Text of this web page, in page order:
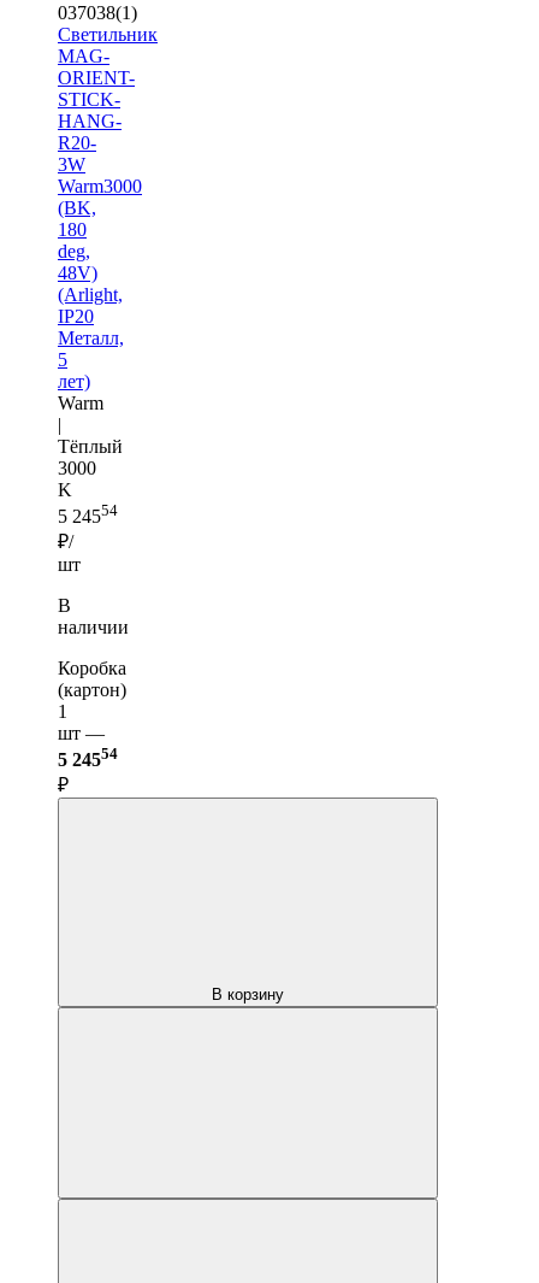
037038(1)
Светильник
MAG-
ORIENT-
STICK-
HANG-
R20-
3W
Warm3000
(BK,
180
deg,
48V)
(Arlight,
IP20
Металл,
5
лет)
Warm
|
Тёплый
3000
K
5 24554
₽/
шт
В
наличии
Коробка
(картон)
1
шт —
5 24554
₽
В корзину